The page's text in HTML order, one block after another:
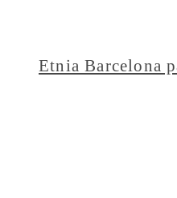
Etnia Barcelona